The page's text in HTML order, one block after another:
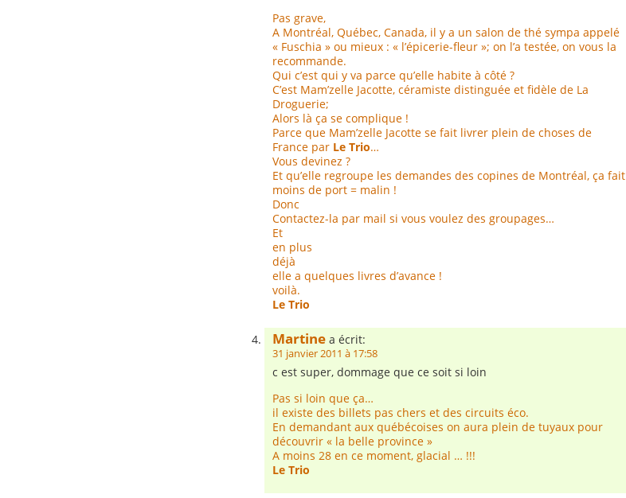
Pas grave,
A Montréal, Québec, Canada, il y a un salon de thé sympa appelé
« Fuschia » ou mieux : « l’épicerie-fleur »; on l’a testée, on vous la
recommande.
Qui c’est qui y va parce qu’elle habite à côté ?
C’est Mam’zelle Jacotte, céramiste distinguée et fidèle de La
Droguerie;
Alors là ça se complique !
Parce que Mam’zelle Jacotte se fait livrer plein de choses de
France par Le Trio…
Vous devinez ?
Et qu’elle regroupe les demandes des copines de Montréal, ça fait
moins de port = malin !
Donc
Contactez-la par mail si vous voulez des groupages…
Et
en plus
déjà
elle a quelques livres d’avance !
voilà.
Le Trio
Martine a écrit:
31 janvier 2011 à 17:58
c est super, dommage que ce soit si loin
Pas si loin que ça…
il existe des billets pas chers et des circuits éco.
En demandant aux québécoises on aura plein de tuyaux pour
découvrir « la belle province »
A moins 28 en ce moment, glacial … !!!
Le Trio